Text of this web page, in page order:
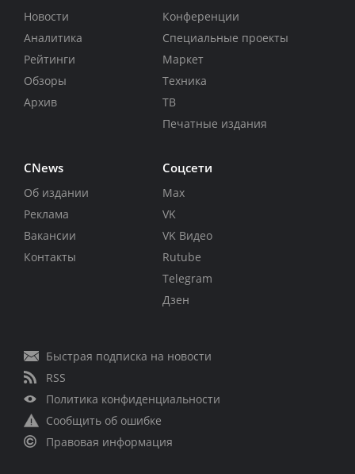
Новости
Аналитика
Рейтинги
Обзоры
Архив
Конференции
Специальные проекты
Маркет
Техника
ТВ
Печатные издания
CNews
Об издании
Реклама
Вакансии
Контакты
Соцсети
Max
VK
VK Видео
Rutube
Telegram
Дзен
Быстрая подписка на новости
RSS
Политика конфиденциальности
Сообщить об ошибке
Правовая информация